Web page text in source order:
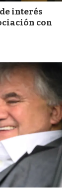
interés
con